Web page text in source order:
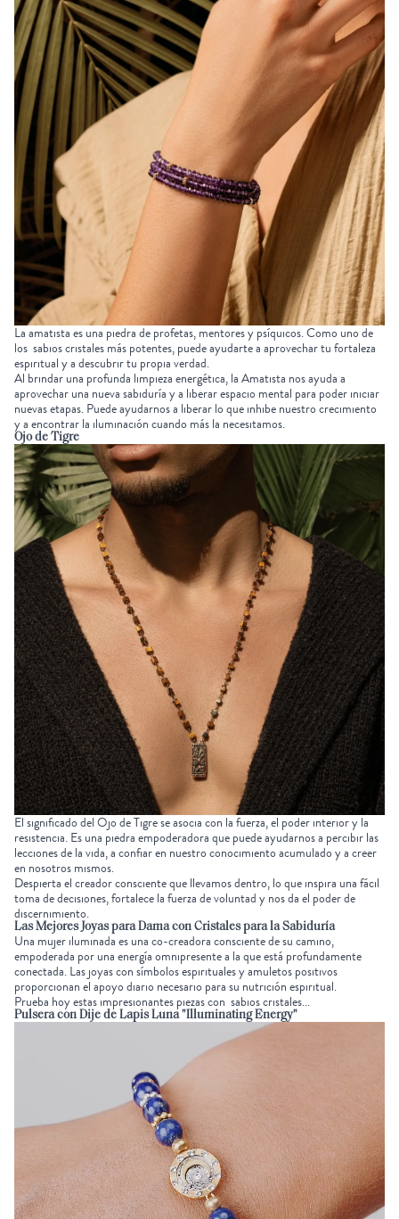
Laamatistaes una piedra de profetas, mentores y psíquicos. Como uno de
los sabios cristalesmás potentes, puede ayudarte a aprovechar tu fortaleza
espiritual y a descubrir tu propia verdad.
Al brindar una profunda limpieza energética, la Amatista nos ayuda a
aprovechar una nueva sabiduría y a liberar espacio mental para poder iniciar
nuevas etapas. Puede ayudarnos a liberar lo que inhibe nuestro crecimiento
y a encontrar la iluminación cuando más la necesitamos.
Ojo de Tigre
El significado delOjo de Tigrese asocia con la fuerza, el poder interior y la
resistencia. Es una piedra empoderadora que puede ayudarnos a percibir las
lecciones de la vida, a confiar en nuestro conocimiento acumulado y a creer
en nosotros mismos.
Despierta el creador consciente que llevamos dentro, lo que inspira una fácil
toma de decisiones, fortalece la fuerza de voluntad y nos da el poder de
discernimiento.
Las Mejores Joyas para Dama con Cristales para la Sabiduría
Una mujer iluminada es una co-creadora consciente de su camino,
empoderada por una energía omnipresente a la que está profundamente
conectada. Las joyas consímbolos espiritualesy amuletos positivos
proporcionan el apoyo diario necesario para su nutrición espiritual.
Prueba hoy estas impresionantes piezas con sabios cristales...
Pulsera con Dije de Lapis Luna "Illuminating Energy"